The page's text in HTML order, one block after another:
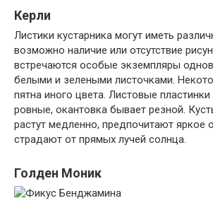
Керли
Листики кустарника могут иметь
возможно наличие или отсутствие
встречаются особые экземпляры
белыми и зелеными листочками.
пятна иного цвета. Листовые
ровные, окантовка бывает резной.
растут медленно, предпочитают яркое
страдают от прямых лучей солнца.
Голден Моник